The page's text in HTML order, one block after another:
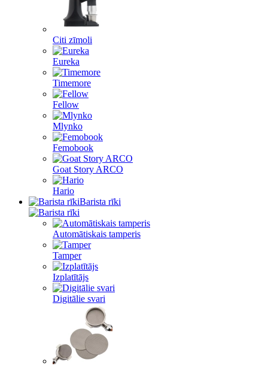
Citi zīmoli
Eureka
Timemore
Fellow
Mlynko
Femobook
Goat Story ARCO
Hario
Barista rīki
Automātiskais tamperis
Tamper
Izplatītājs
Digitālie svari